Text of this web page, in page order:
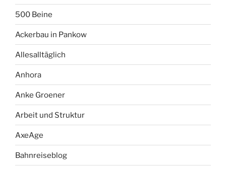
500 Beine
Ackerbau in Pankow
Allesalltäglich
Anhora
Anke Groener
Arbeit und Struktur
AxeAge
Bahnreiseblog